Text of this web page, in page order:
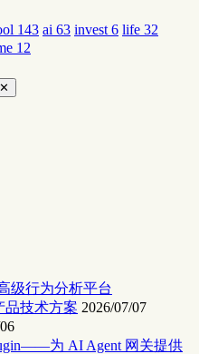
143 ai 63 invest 6 life 32
12
✕
级行为分析平台
品技术方案 2026/07/07
为 AI Agent 网关提供